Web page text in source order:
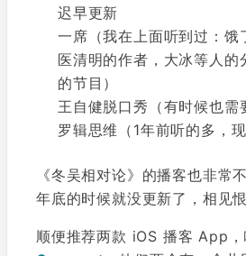
迟早更新
一席（我在上面听到过：饿
医清明的作者，大冰等人的
的节目）
王自健脱口秀（有时候也需
罗辑思维（1年前听的多，现
《冬吴相对论》的播客也非常
年底的时候就没更新了，相见恨
顺便推荐两款 iOS 播客 App